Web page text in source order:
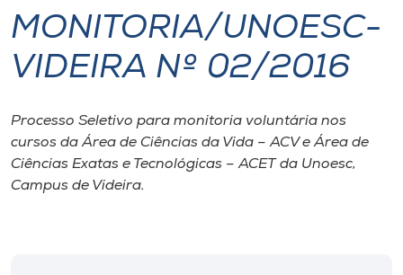
I.nova
Cultura
MONITORIA/UNOESC-
VIDEIRA Nº 02/2016
Processo Seletivo para monitoria voluntária nos
cursos da Área de Ciências da Vida – ACV e Área de
Ciências Exatas e Tecnológicas – ACET da Unoesc,
Campus de Videira.